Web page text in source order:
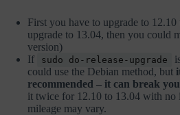
First you have to upgrade to 12.10
upgrade to 13.04, then you could
version)
If
sudo do-release-upgrade
could use the Debian method, but
recommended – it can break
it twice for 12.10 to 13.04 with no
mileage may vary.